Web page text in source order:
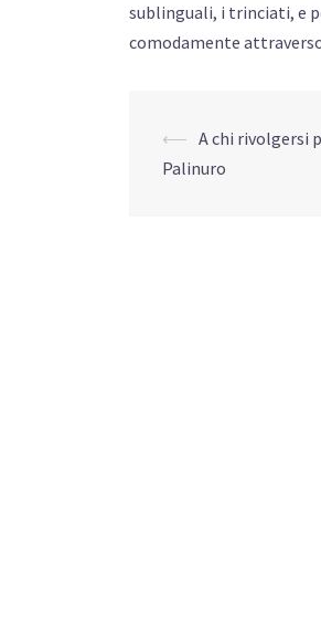
sublinguali, i trinciati, e
comodamente
⟵ A chi rivolgersi
Palinuro